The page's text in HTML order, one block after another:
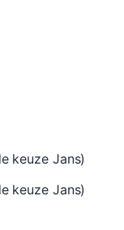
keuze Jans)
keuze Jans)